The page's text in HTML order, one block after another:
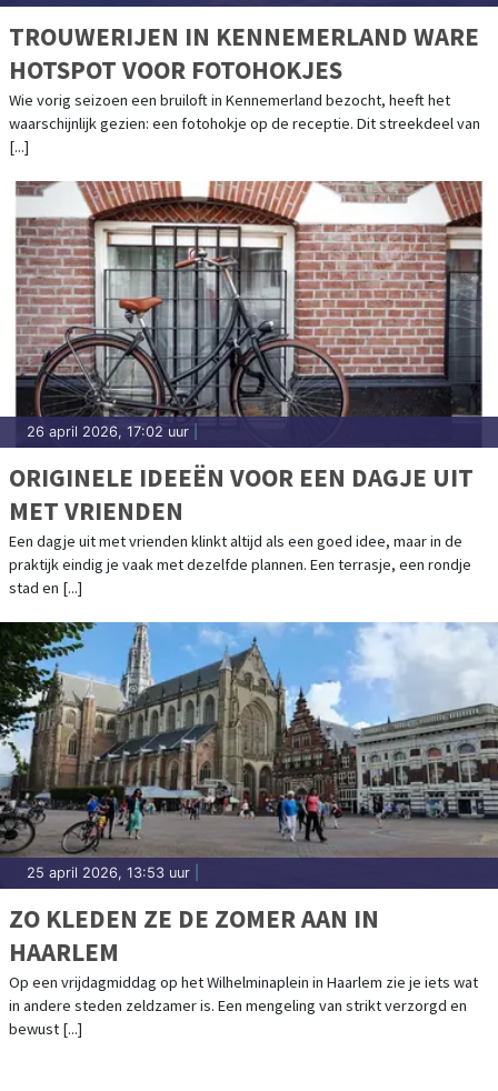
TROUWERIJEN IN KENNEMERLAND WARE
HOTSPOT VOOR FOTOHOKJES
Wie vorig seizoen een bruiloft in Kennemerland bezocht, heeft het
waarschijnlijk gezien: een fotohokje op de receptie. Dit streekdeel van
[...]
26 april 2026, 17:02 uur
ORIGINELE IDEEËN VOOR EEN DAGJE UIT
MET VRIENDEN
Een dagje uit met vrienden klinkt altijd als een goed idee, maar in de
praktijk eindig je vaak met dezelfde plannen. Een terrasje, een rondje
stad en [...]
25 april 2026, 13:53 uur
ZO KLEDEN ZE DE ZOMER AAN IN
HAARLEM
Op een vrijdagmiddag op het Wilhelminaplein in Haarlem zie je iets wat
in andere steden zeldzamer is. Een mengeling van strikt verzorgd en
bewust [...]